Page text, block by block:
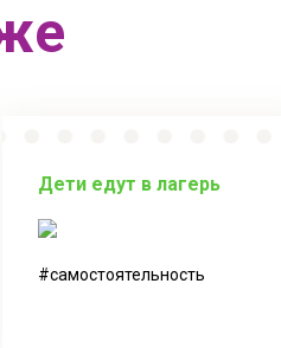
Дети едут в лагерь
самостоятельность